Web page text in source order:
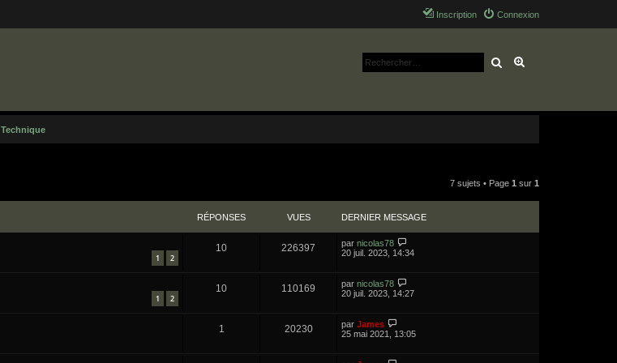
Connexion
Inscription
Rechercher
Technique
7 sujets • Page 1 sur 1
RÉPONSES VUES DERNIER MESSAGE
1 2
10 226397 par nicolas78
20 juil. 2023, 14:34
1 2
10 110169 par nicolas78
20 juil. 2023, 14:27
1 20230 par James
25 mai 2021, 13:05